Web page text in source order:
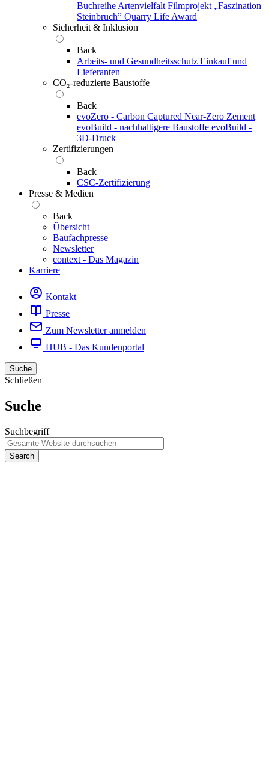
Buchreihe Artenvielfalt Filmprojekt „Faszination
Steinbruch” Quarry Life Award
Sicherheit & Inklusion
Back
Arbeits- und Gesundheitsschutz Einkauf und
Lieferanten
CO₂-reduzierte Baustoffe
Back
evoZero - Carbon Captured Near-Zero Zement
evoBuild - nachhaltigere Baustoffe evoBuild -
3D-Druck
Zertifizierungen
Back
CSC-Zertifizierung
Presse & Medien
Back
Übersicht
Baufachpresse
Newsletter
context - Das Magazin
Karriere
Kontakt
Presse
Zum Newsletter anmelden
HUB - Das Kundenportal
Suche
Schließen
Suche
Suchbegriff